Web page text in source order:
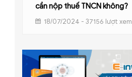
cần nộp thuế TNCN không?
18/07/2024 - 37156 lượt xem